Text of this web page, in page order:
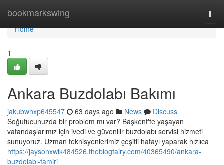
bookmarkswing
Home
Home
1
Ankara Buzdolabı Bakımı
jakubwhxp645547 63 days ago News
Discuss
Soğutucunuzda bir problem mı var? Başkent'te yaşayan
vatandaşlarımız için ivedi ve güvenilir buzdolabı servisi hizmeti
sunuyoruz. Uzman teknisyenlerimiz çeşitli hatayı yaparak hızlıca
https://jaysonxwik484526.theblogfairy.com/40365490/ankara-
buzdolabı-tamiri